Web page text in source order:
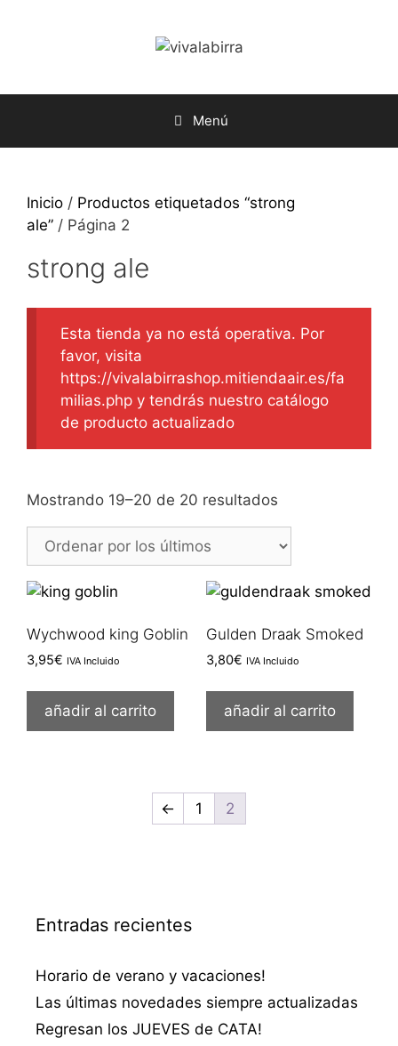
Menú
Inicio / Productos etiquetados “strong
ale” / Página 2
strong ale
Esta tienda ya no está operativa. Por
favor, visita
https://vivalabirrashop.mitiendaair.es/fa
milias.php y tendrás nuestro catálogo
de producto actualizado
Mostrando 19–20 de 20 resultados
los
últimos
Wychwood king Goblin
3,95€ IVA Incluido
añadir al carrito
Gulden Draak Smoked
3,80€ IVA Incluido
añadir al carrito
← 1 2
Entradas recientes
Horario de verano y vacaciones!
Las últimas novedades siempre actualizadas
Regresan los JUEVES de CATA!